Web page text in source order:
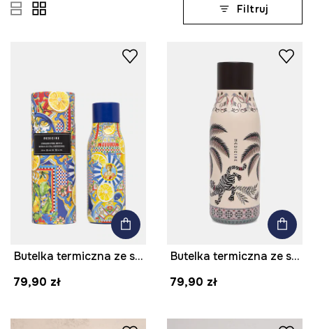
Filtruj
Butelka termiczna ze stali nierdzewnej 500 ml
79,90 zł
Butelka termiczna ze stali nierdzewnej 500 ml
79,90 zł